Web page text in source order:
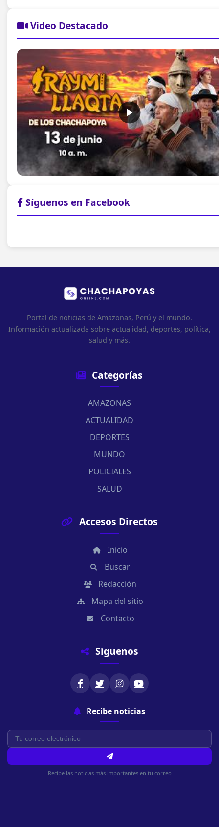
Video Destacado
Síguenos en Facebook
Portal de noticias de Amazonas, Perú y el mundo.
Información actualizada sobre actualidad, deportes, política,
salud y más.
Categorías
AMAZONAS
ACTUALIDAD
DEPORTES
MUNDO
POLICIALES
SALUD
Accesos Directos
Inicio
Buscar
Redacción
Mapa del sitio
Contacto
Síguenos
Recibe noticias
Recibe las noticias más importantes en tu correo